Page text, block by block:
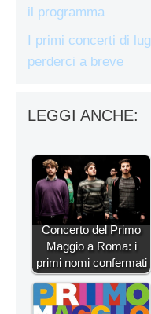
il programma
I primi concerti di
perderci a breve
LEGGI ANCHE:
Concerto del Primo
Maggio a Roma: i
primi nomi confermati